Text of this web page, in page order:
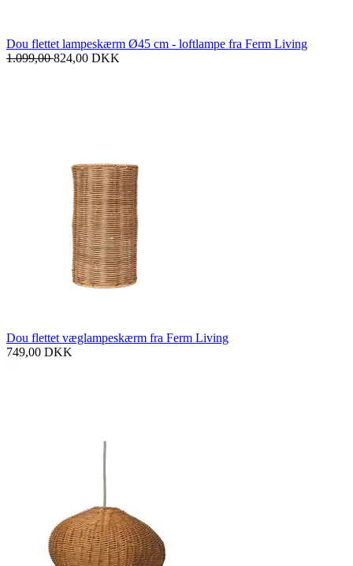
Dou flettet lampeskærm Ø45 cm - loftlampe fra Ferm Living
1.099,00824,00 DKK
Dou flettet væglampeskærm fra Ferm Living
749,00 DKK